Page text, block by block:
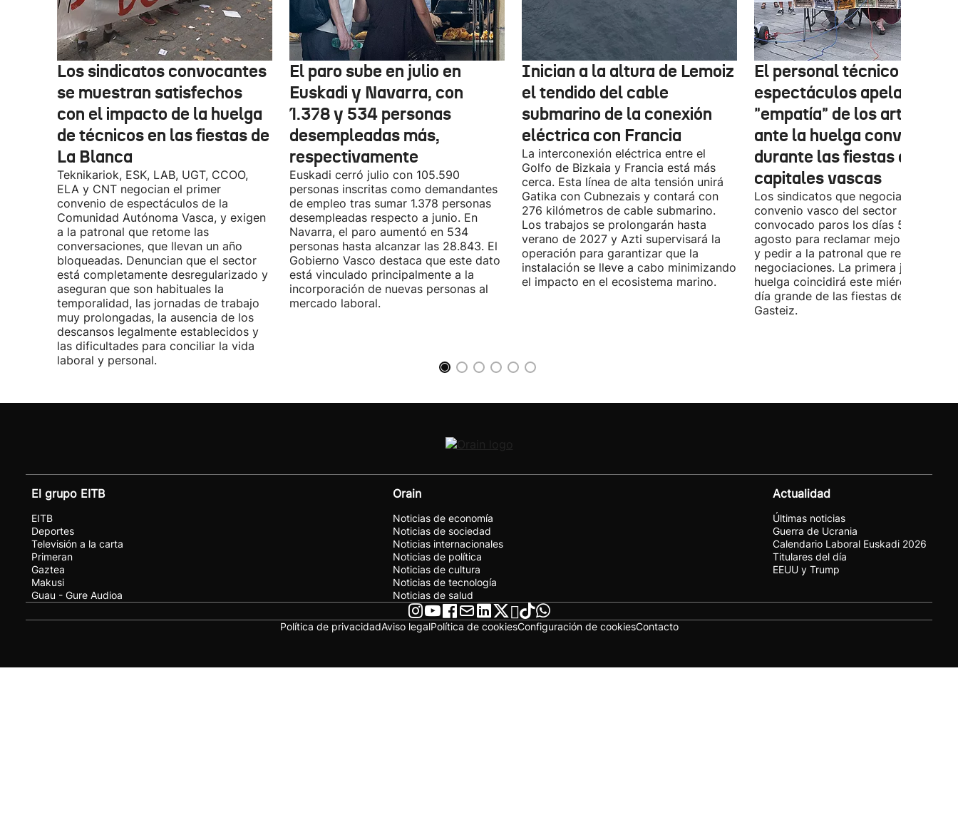
Los sindicatos convocantes
se muestran satisfechos
con el impacto de la huelga
de técnicos en las fiestas de
La Blanca
Teknikariok, ESK, LAB, UGT, CCOO,
ELA y CNT negocian el primer
convenio de espectáculos de la
Comunidad Autónoma Vasca, y exigen
a la patronal que retome las
conversaciones, que llevan un año
bloqueadas. Denuncian que el sector
está completamente desregularizado y
aseguran que son habituales la
temporalidad, las jornadas de trabajo
muy prolongadas, la ausencia de los
descansos legalmente establecidos y
las dificultades para conciliar la vida
laboral y personal.
El paro sube en julio en
Euskadi y Navarra, con
1.378 y 534 personas
desempleadas más,
respectivamente
Euskadi cerró julio con 105.590
personas inscritas como demandantes
de empleo tras sumar 1.378 personas
desempleadas respecto a junio. En
Navarra, el paro aumentó en 534
personas hasta alcanzar las 28.843. El
Gobierno Vasco destaca que este dato
está vinculado principalmente a la
incorporación de nuevas personas al
mercado laboral.
Inician a la altura de Lemoiz
el tendido del cable
submarino de la conexión
eléctrica con Francia
La interconexión eléctrica entre el
Golfo de Bizkaia y Francia está más
cerca. Esta línea de alta tensión unirá
Gatika con Cubnezais y contará con
276 kilómetros de cable submarino.
Los trabajos se prolongarán hasta
verano de 2027 y Azti supervisará la
operación para garantizar que la
instalación se lleve a cabo minimizando
el impacto en el ecosistema marino.
El personal técnico de
espectáculos apela a la
"empatía" de los artistas
ante la huelga convocada
durante las fiestas de las
capitales vascas
Los sindicatos que negocian el
convenio vasco del sector han
convocado paros los días 5, 14 y 26
agosto para reclamar mejoras
y pedir a la patronal que retome las
negociaciones. La primera jornada de
huelga coincidirá este miércoles con
día grande de las fiestas de Vitoria-
Gasteiz.
El grupo EITB
EITB
Deportes
Televisión a la carta
Primeran
Gaztea
Makusi
Guau - Gure Audioa
Orain
Noticias de economía
Noticias de sociedad
Noticias internacionales
Noticias de política
Noticias de cultura
Noticias de tecnología
Noticias de salud
Actualidad
Últimas noticias
Guerra de Ucrania
Calendario Laboral Euskadi 2026
Titulares del día
EEUU y Trump
Política de privacidadAviso legalPolítica de cookiesConfiguración de cookiesContacto